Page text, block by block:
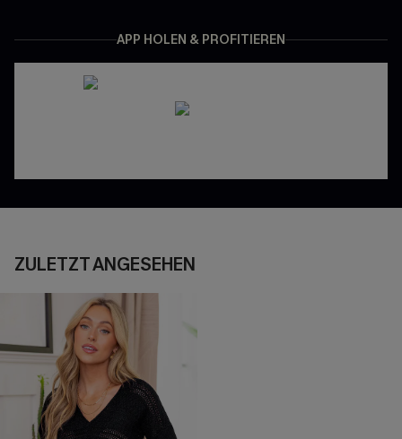
APP HOLEN & PROFITIEREN
ZULETZT ANGESEHEN